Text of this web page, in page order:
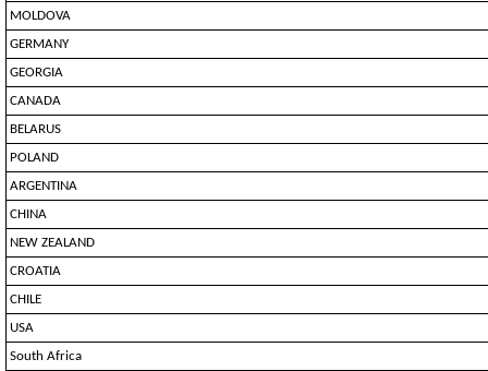
MOLDOVA
GERMANY
GEORGIA
CANADA
BELARUS
POLAND
ARGENTINA
CHINA
NEW ZEALAND
CROATIA
CHILE
USA
South Africa